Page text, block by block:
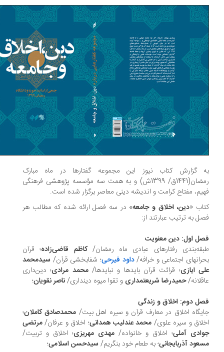
گزارش کتاب نیوز این مجموعه گفتارها در ماه مبارک
رمضان(1441ق/ 1399ش) و به همت سه مؤسسه پژوهشی فرهنگی
مفتاح کرامت و اندیشه دینی معاصر برگزار شده است.
دین، اخلاق و جامعه» در سه فصل ارائه شده که مطالب هر
به ترتیب عبارتند از:
اول: دین معنویت
رفتارهای عبادی ماه رمضان/کاظم قاضی‌زاده؛ قرآن
اجتماعی و خرافه/ داود فیرحی ؛ شفابخشی قرآن/ سیدمحمد
ایازی؛ قرائت قرآن بایدها و نبایدها/محمد مرادی ؛ دین‌داری
حمیدرضا شریعتمداریو تقوا میوه دینداری/ناصر نقویان
دوم: اخلاق و زندگی
اخلاق در معارف قرآن و سیره اهل بیت/ محمدصادق کاملان
و سیره علوی/ محمد عندلیب همدانی؛ اخلاق و عرفان/مرتضی
آملی؛ اخلاق و خانواده/مهدی مهریزی؛ اخلاق و تربیت/
آذربایجانی؛ به طعام خود بنگریم/سیدحسن اسلامی؛